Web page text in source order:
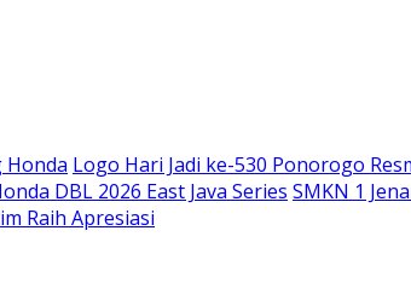
Honda Logo Hari Jadi ke-530 Ponorogo
DBL 2026 East Java Series SMKN 1
Raih Apresiasi